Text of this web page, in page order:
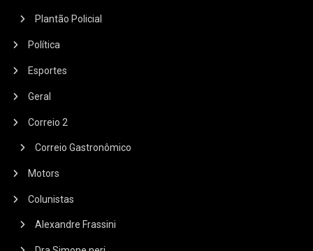
Plantão Policial
Política
Esportes
Geral
Correio 2
Correio Gastronômico
Motors
Colunistas
Alexandre Frassini